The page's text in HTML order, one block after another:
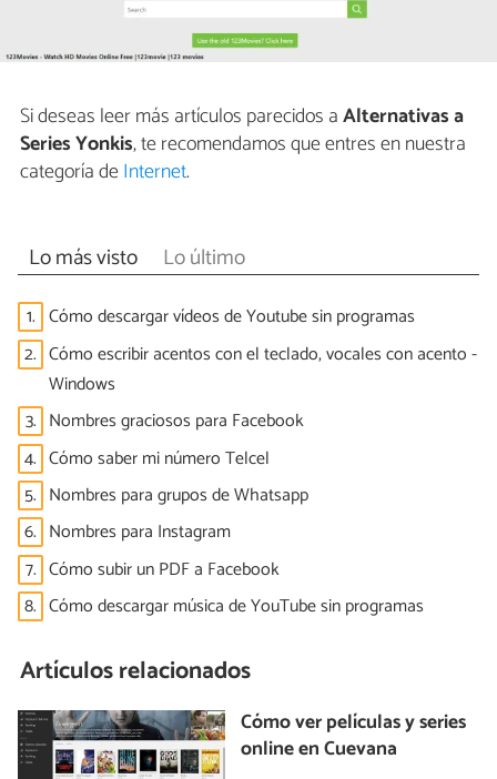
Si deseas leer más artículos parecidos aAlternativas a
Series Yonkis, te recomendamos que entres en nuestra
categoría deInternet.
Lo más visto Lo último
1. Cómo descargar vídeos de Youtube sin programas
2. Cómo escribir acentos con el teclado, vocales con acento -
Windows
3. Nombres graciosos para Facebook
4. Cómo saber mi número Telcel
5. Nombres para grupos de Whatsapp
6. Nombres para Instagram
7. Cómo subir un PDF a Facebook
8. Cómo descargar música de YouTube sin programas
Artículos relacionados
Cómo ver películas y series
online en Cuevana